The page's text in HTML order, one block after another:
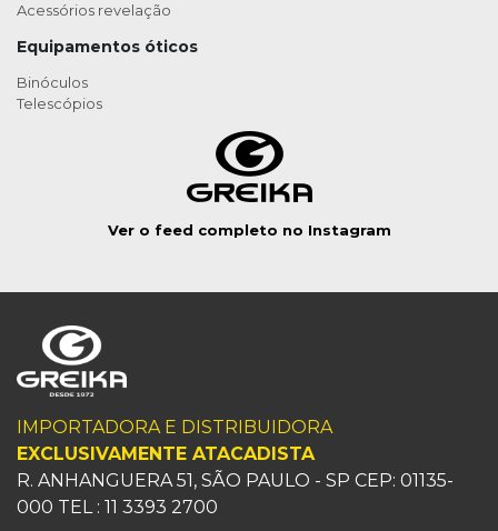
Acessórios revelação
Equipamentos óticos
Binóculos
Telescópios
Ver o feed completo no Instagram
IMPORTADORA E DISTRIBUIDORA
EXCLUSIVAMENTE ATACADISTA
R. ANHANGUERA 51, SÃO PAULO - SP CEP: 01135-
000 TEL : 11 3393 2700